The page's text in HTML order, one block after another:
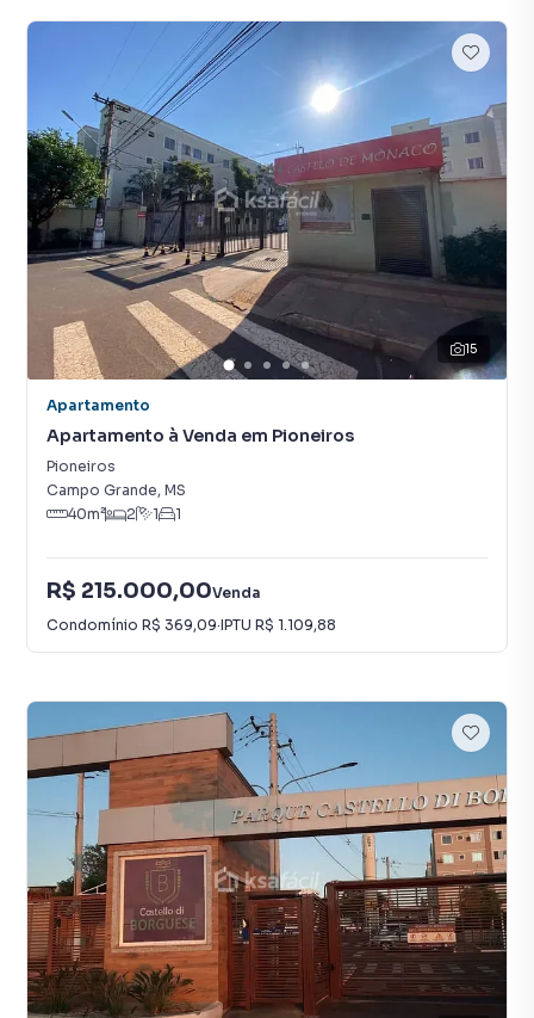
15
Apartamento
Apartamento à Venda em Pioneiros
Pioneiros
Campo Grande, MS
40m² 2 1 1
R$ 215.000,00Venda
Condomínio R$ 369,09·IPTU R$ 1.109,88